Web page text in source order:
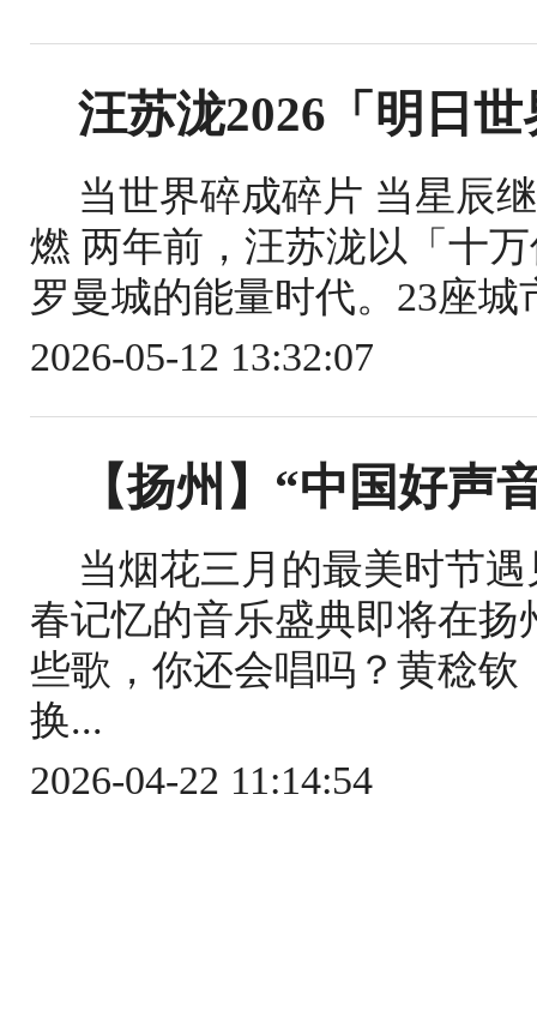
汪苏泷2026「明日
当世界碎成碎片 当星辰
燃 两年前，汪苏泷以「十
罗曼城的能量时代。23座城
2026-05-12 13:32:07
【扬州】“中国好声
当烟花三月的最美时节
春记忆的音乐盛典即将在
些歌，你还会唱吗？黄稔
换...
2026-04-22 11:14:54